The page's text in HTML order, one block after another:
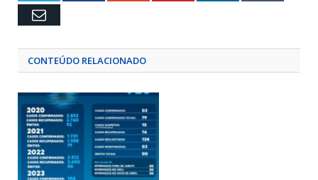
Email
CONTEÚDO RELACIONADO